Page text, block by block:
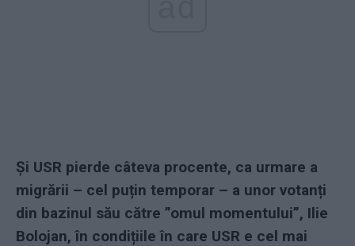
Și USR pierde câteva procente, ca urmare a
migrării – cel puțin temporar – a unor votanți
din bazinul său către ”omul momentului”, Ilie
Bolojan, în condițiile în care USR e cel mai